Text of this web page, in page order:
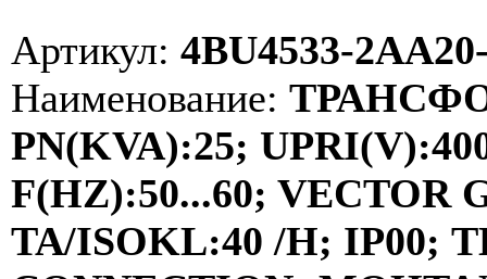
Артикул: 4BU4533-
Наименование:
PN(KVA):25;
F(HZ):50...60; VECTOR
TA/ISOKL:40 /H;